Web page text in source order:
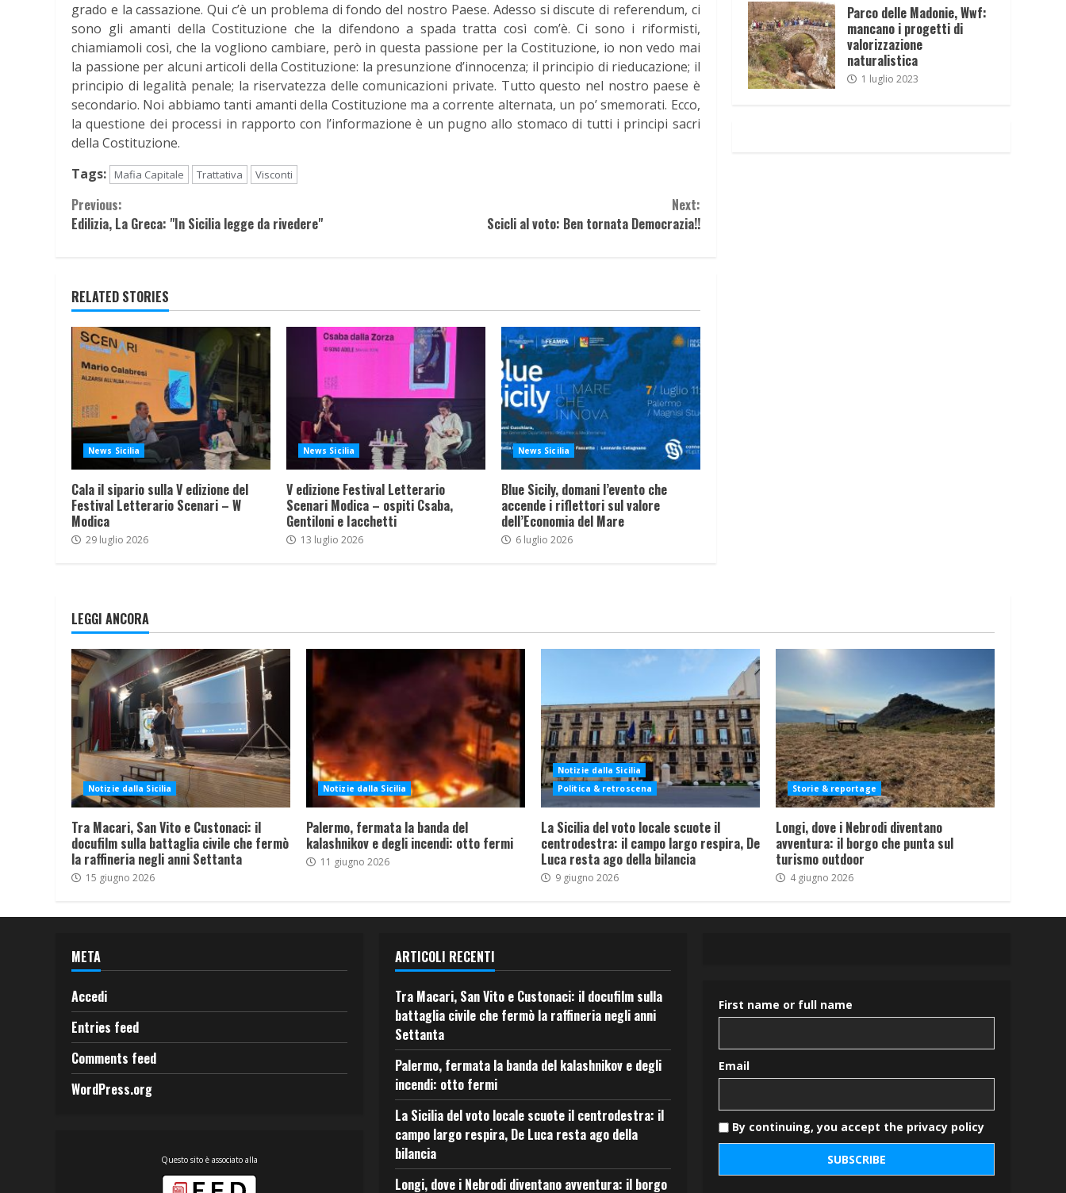
grado e la cassazione. Qui c’è un problema di fondo del nostro Paese. Adesso si discute di referendum, ci
sono gli amanti della Costituzione che la difendono a spada tratta così com’è. Ci sono i riformisti,
chiamiamoli così, che la vogliono cambiare, però in questa passione per la Costituzione, io non vedo mai
la passione per alcuni articoli della Costituzione: la presunzione d’innocenza; il principio di rieducazione; il
principio di legalità penale; la riservatezza delle comunicazioni private. Tutto questo nel nostro paese è
secondario. Noi abbiamo tanti amanti della Costituzione ma a corrente alternata, un po’ smemorati. Ecco,
la questione dei processi in rapporto con l’informazione è un pugno allo stomaco di tutti i principi sacri
della Costituzione.
Tags:
Mafia Capitale Trattativa Visconti
Continue
Reading
Previous:
Edilizia, La Greca: "In Sicilia legge da rivedere"
Next:
Scicli al voto: Ben tornata Democrazia!!
RELATED STORIES
News Sicilia
Cala il sipario sulla V edizione del
Festival Letterario Scenari – W
Modica
29 luglio 2026
News Sicilia
V edizione Festival Letterario
Scenari Modica – ospiti Csaba,
Gentiloni e Iacchetti
13 luglio 2026
News Sicilia
Blue Sicily, domani l’evento che
accende i riflettori sul valore
dell’Economia del Mare
6 luglio 2026
Parco delle Madonie, Wwf:
mancano i progetti di
valorizzazione
naturalistica
1 luglio 2023
LEGGI ANCORA
Notizie dalla Sicilia
Tra Macari, San Vito e Custonaci: il
docufilm sulla battaglia civile che fermò
la raffineria negli anni Settanta
15 giugno 2026
Notizie dalla Sicilia
Palermo, fermata la banda del
kalashnikov e degli incendi: otto fermi
11 giugno 2026
Notizie dalla Sicilia
Politica & retroscena
La Sicilia del voto locale scuote il
centrodestra: il campo largo respira, De
Luca resta ago della bilancia
9 giugno 2026
Storie & reportage
Longi, dove i Nebrodi diventano
avventura: il borgo che punta sul
turismo outdoor
4 giugno 2026
META
Accedi
Entries feed
Comments feed
WordPress.org
Questo sito è associato alla
ARTICOLI RECENTI
Tra Macari, San Vito e Custonaci: il docufilm sulla
battaglia civile che fermò la raffineria negli anni
Settanta
Palermo, fermata la banda del kalashnikov e degli
incendi: otto fermi
La Sicilia del voto locale scuote il centrodestra: il
campo largo respira, De Luca resta ago della
bilancia
Longi, dove i Nebrodi diventano avventura: il borgo
First name or full name
Email
By continuing, you accept the privacy policy